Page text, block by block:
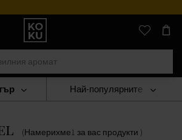
Оригинални
парфюми
часовници
на
място
(Намерихме1 за вас продукти )
Най-популярните